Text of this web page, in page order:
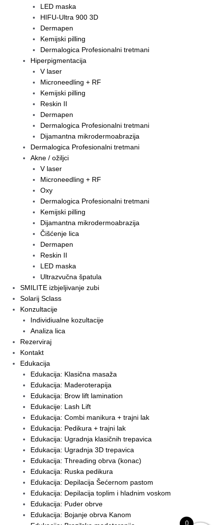
0
LED maska
HIFU-Ultra 900 3D
Dermapen
Kemijski pilling
Dermalogica Profesionalni tretmani
Hiperpigmentacija
V laser
Microneedling + RF
Kemijski pilling
Reskin II
Dermapen
Dermalogica Profesionalni tretmani
Dijamantna mikrodermoabrazija
Dermalogica Profesionalni tretmani
Akne / ožiljci
V laser
Microneedling + RF
Oxy
Dermalogica Profesionalni tretmani
Kemijski pilling
Dijamantna mikrodermoabrazija
Čišćenje lica
Dermapen
Reskin II
LED maska
Ultrazvučna špatula
SMILITE izbjeljivanje zubi
Solarij Sclass
Konzultacije
Individiualne kozultacije
Analiza lica
Rezerviraj
Kontakt
Edukacija
Edukacija: Klasična masaža
Edukacija: Maderoterapija
Edukacija: Brow lift lamination
Edukacije: Lash Lift
Edukacija: Combi manikura + trajni lak
Edukacija: Pedikura + trajni lak
Edukacija: Ugradnja klasičnih trepavica
Edukacija: Ugradnja 3D trepavica
Edukacija: Threading obrva (konac)
Edukacija: Ruska pedikura
Edukacija: Depilacija Šećernom pastom
Edukacija: Depilacija toplim i hladnim voskom
Edukacija: Puder obrve
Edukacija: Bojanje obrva Kanom